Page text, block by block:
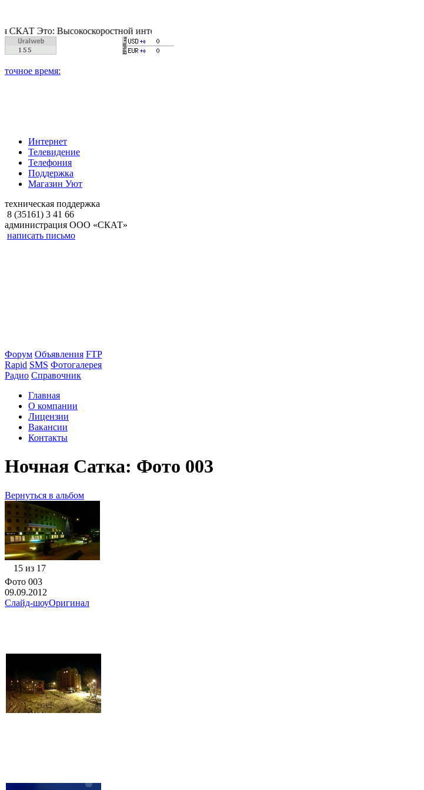
Это: Высокоскоростной интернет, качественное цифровое и кабельное телевиденье, надежное и
Интернет
Телевидение
Телефония
Поддержка
Магазин Уют
техническая поддержка
8 (35161) 3 41 66
администрация ООО «СКАТ»
написать письмо
Форум Объявления FTP
Rapid SMS Фотогалерея
Радио Справочник
Главная
О компании
Лицензии
Вакансии
Контакты
Ночная Сатка: Фото 003
Вернуться в альбом
15 из 17
Фото 003
09.09.2012
Слайд-шоуОригинал